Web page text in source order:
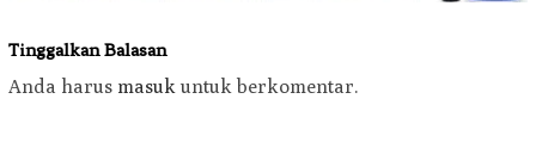
Tinggalkan Balasan
Anda harus masuk untuk berkomentar.